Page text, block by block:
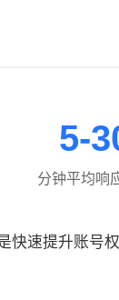
5-
分钟平均响
速提升账